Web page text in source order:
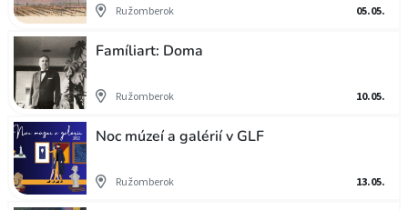
Ružomberok 05.05.
Famíliart: Doma
Ružomberok 10.05.
Noc múzeí a galérií v GLF
Ružomberok 13.05.